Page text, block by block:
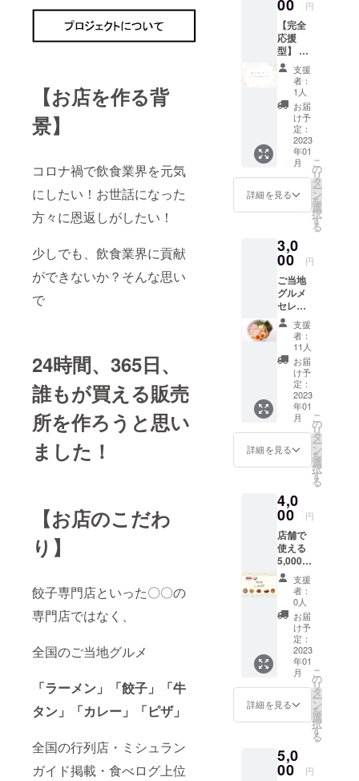
【お店を作る背
景】
コロナ禍で飲食業界を元気
にしたい！お世話になった
方々に恩返しがしたい！
少しでも、飲食業界に貢献
ができないか？そんな思い
で
24時間、365日、
誰もが買える販売
所を作ろうと思い
ました！
【お店のこだわ
り】
餃子専門店といった〇〇の
専門店ではなく、
全国のご当地グルメ
「ラーメン」「餃子」「牛
タン」「カレー」「ピザ」
全国の行列店・ミシュラン
ガイド掲載・食べログ上位
その後、個
人事業主と
して飲食店
のコンサル
や開業支
援、企業の
人事コンサ
ルとして独
立し、法人
化。
00 円
【完全
応援
型】 ご
支援頂
いた方
へオー
ナーよ
り手書
きでお
礼のお
手紙を
お送り
させて
頂きま
す！
支援
者：
1人
お届
け予
定：
2023
年01
月
詳細を見る
こ
の
リ
タ
ー
ン
を
選
択
す
る
3,0
00 円
ご当地
グルメ
セレク
ション
4,000円
分の商
品をご
自宅へ
お届け
しま
す！
支援
者：
11人
お届
け予
定：
2023
年01
月
詳細を見る
こ
の
リ
タ
ー
ン
を
選
択
す
る
4,0
00 円
店舗で
使える
5,000円
分の商
品券を
お届け
しま
す！
（1000
円分×5
枚） 有
効期
限：
2023年
1月1日
～2023
年5月30
日まで
支援
者：
0人
お届
け予
定：
2023
年01
月
詳細を見る
こ
の
リ
タ
ー
ン
を
選
択
す
る
5,0
00 円